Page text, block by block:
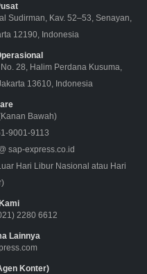
Sudirman, Kav. 52–53, Senayan,
12190, Indonesia
28, Halim Perdana Kusuma,
13610, Indonesia
Bawah)
9001-9113
sap-express.co.id
Hari Libur Nasional atau Hari
2280 6612
Lainnya
Konter)